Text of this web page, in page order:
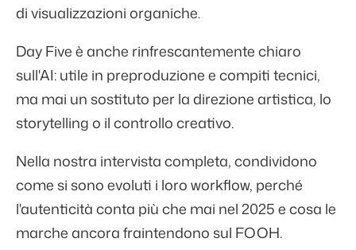
di visualizzazioni organiche.
Day Five è anche rinfrescantemente chiaro
sull'AI: utile in preproduzione e compiti tecnici,
ma mai un sostituto per la direzione artistica, lo
storytelling o il controllo creativo.
Nella nostra intervista completa, condividono
come si sono evoluti i loro workflow, perché
l'autenticità conta più che mai nel 2025 e cosa le
marche ancora fraintendono sul FOOH.